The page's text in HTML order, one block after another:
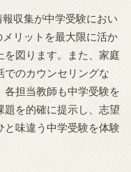
収集が中学受験におい
リットを最大限に活か
を図ります。また、家庭
でのカウンセリングな
各担当教師も中学受験を
題を的確に提示し、志望
と味違う中学受験を体験